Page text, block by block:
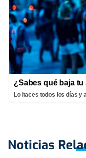
¿Sabes qué baja tu
Lo haces todos los días y
Noticias